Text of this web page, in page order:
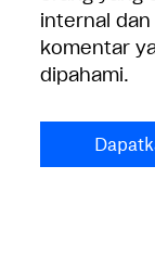
internal
komentar
dipahami.